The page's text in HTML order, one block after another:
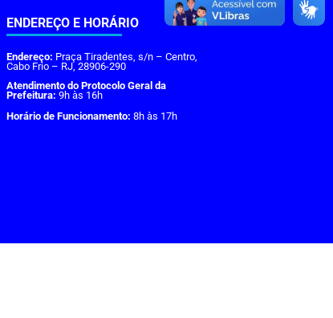
ENDEREÇO E HORÁRIO
Endereço: Praça Tiradentes, s/n – Centro,
Cabo Frio – RJ, 28906-290
Atendimento do Protocolo Geral da
Prefeitura: 9h às 16h
Horário de Funcionamento: 8h às 17h